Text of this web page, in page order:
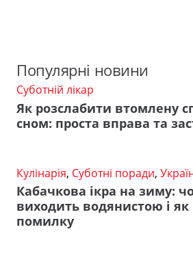
Популярні новини
Суботній лікар
Як розслабити втомлену
сном: проста вправа та
Кулінарія, Суботні поради,
Кабачкова ікра на зиму:
виходить водянистою і
помилку